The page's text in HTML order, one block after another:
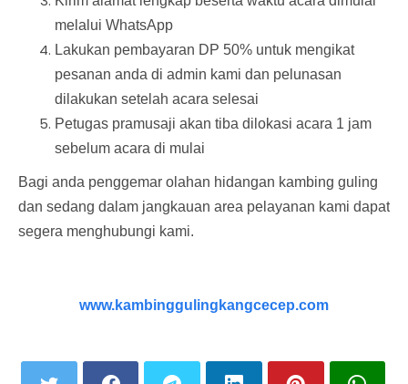
melalui WhatsApp
Lakukan pembayaran DP 50% untuk mengikat
pesanan anda di admin kami dan pelunasan
dilakukan setelah acara selesai
Petugas pramusaji akan tiba dilokasi acara 1 jam
sebelum acara di mulai
Bagi anda penggemar olahan hidangan kambing guling
dan sedang dalam jangkauan area pelayanan kami dapat
segera menghubungi kami.
www.kambinggulingkangcecep.com